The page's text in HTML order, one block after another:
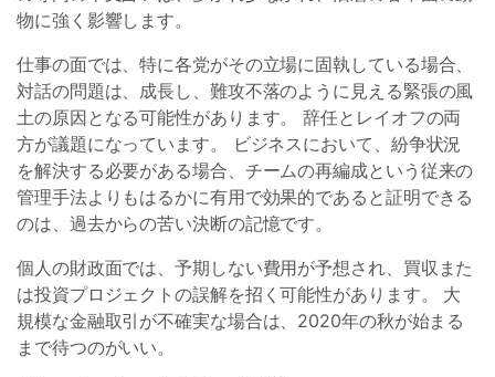
物に強く影響します。
仕事の面では、特に各党がその立場に固執している場合、
対話の問題は、成長し、難攻不落のように見える緊張の風
土の原因となる可能性があります。 辞任とレイオフの両
方が議題になっています。 ビジネスにおいて、紛争状況
を解決する必要がある場合、チームの再編成という従来の
管理手法よりもはるかに有用で効果的であると証明できる
のは、過去からの苦い決断の記憶です。
個人の財政面では、予期しない費用が予想され、買収また
は投資プロジェクトの誤解を招く可能性があります。 大
規模な金融取引が不確実な場合は、2020年の秋が始まる
まで待つのがいい。